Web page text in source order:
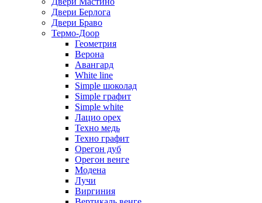
Двери Берлога
Двери Браво
Термо-Доор
Геометрия
Верона
Авангард
White line
Simple шоколад
Simple графит
Simple white
Лацио орех
Техно медь
Техно графит
Орегон дуб
Орегон венге
Модена
Лучи
Виргиния